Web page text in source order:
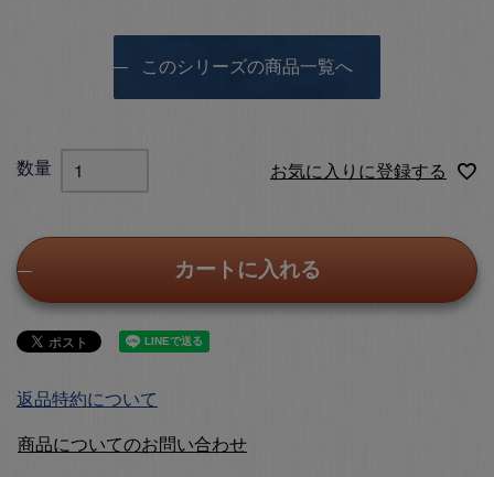
このシリーズの商品一覧へ
お気に入りに登録する
カートに入れる
返品特約について
商品についてのお問い合わせ